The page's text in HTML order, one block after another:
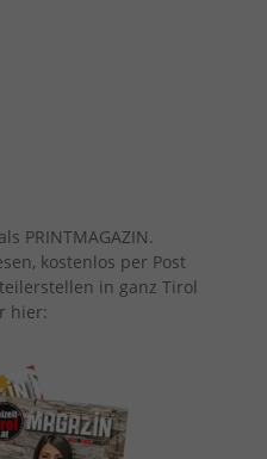
PRINTMAGAZIN.
kostenlos per Post
in ganz Tirol
hier: